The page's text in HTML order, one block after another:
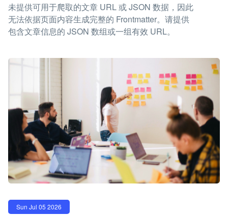
未提供可用于爬取的文章 URL 或 JSON 数据，因此
无法依据页面内容生成完整的 Frontmatter。请提供
包含文章信息的 JSON 数组或一组有效 URL。
Sun Jul 05 2026